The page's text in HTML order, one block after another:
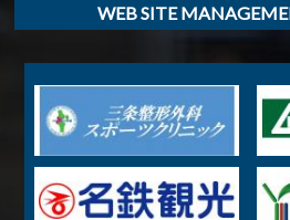
WEB SITE